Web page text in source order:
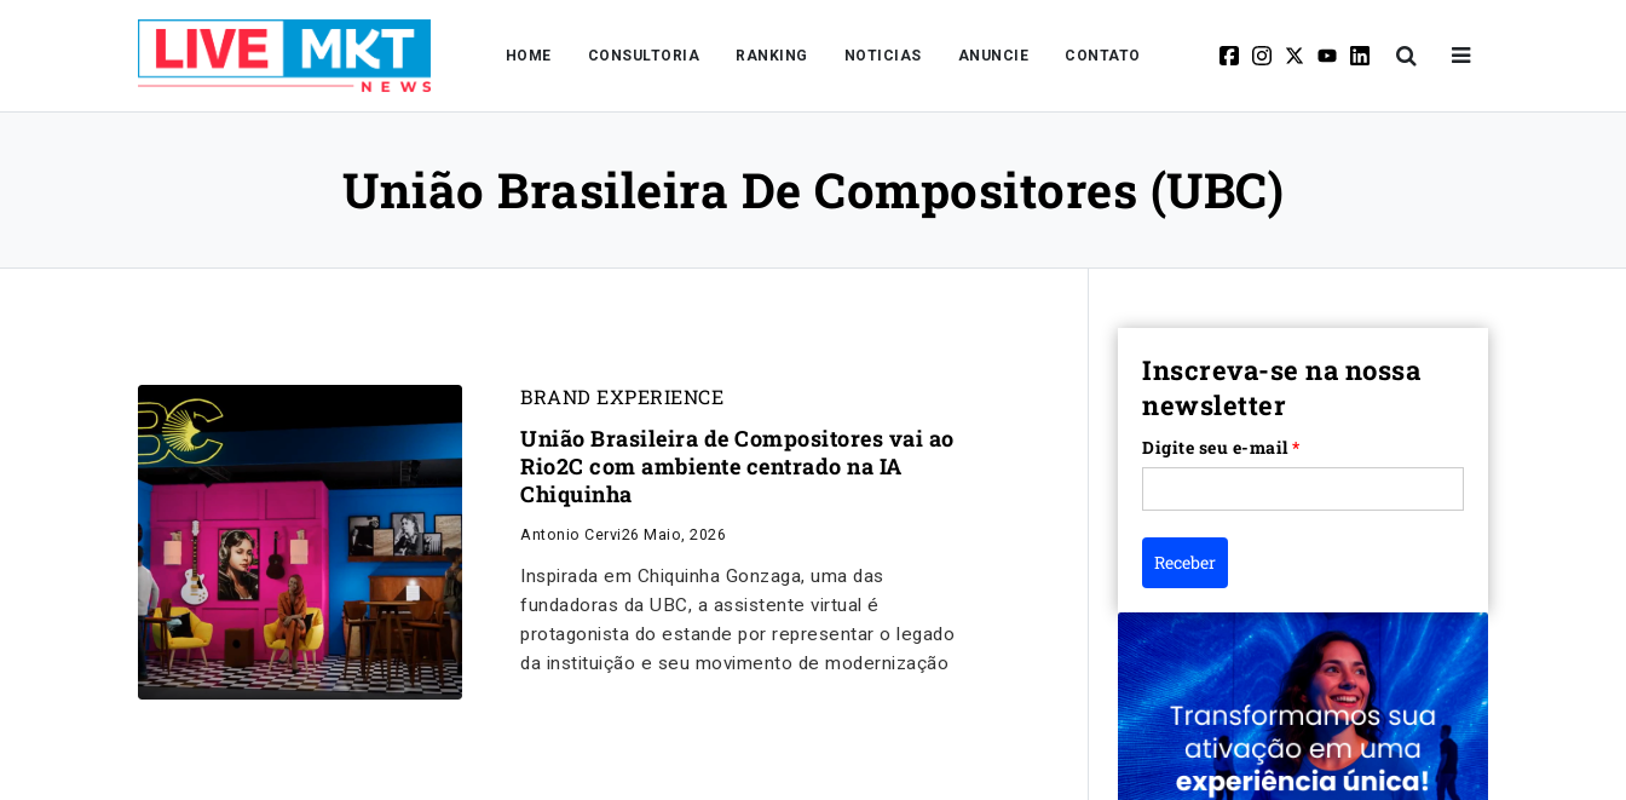
HOME CONSULTORIA RANKING NOTICIAS ANUNCIE CONTATO
União Brasileira De Compositores (UBC)
BRAND EXPERIENCE
União Brasileira de Compositores vai ao
Rio2C com ambiente centrado na IA
Chiquinha
Antonio Cervi26 Maio, 2026
Inspirada em Chiquinha Gonzaga, uma das
fundadoras da UBC, a assistente virtual é
protagonista do estande por representar o legado
da instituição e seu movimento de modernização
Inscreva-se na nossa
newsletter
Digite seu e-mail*
Receber